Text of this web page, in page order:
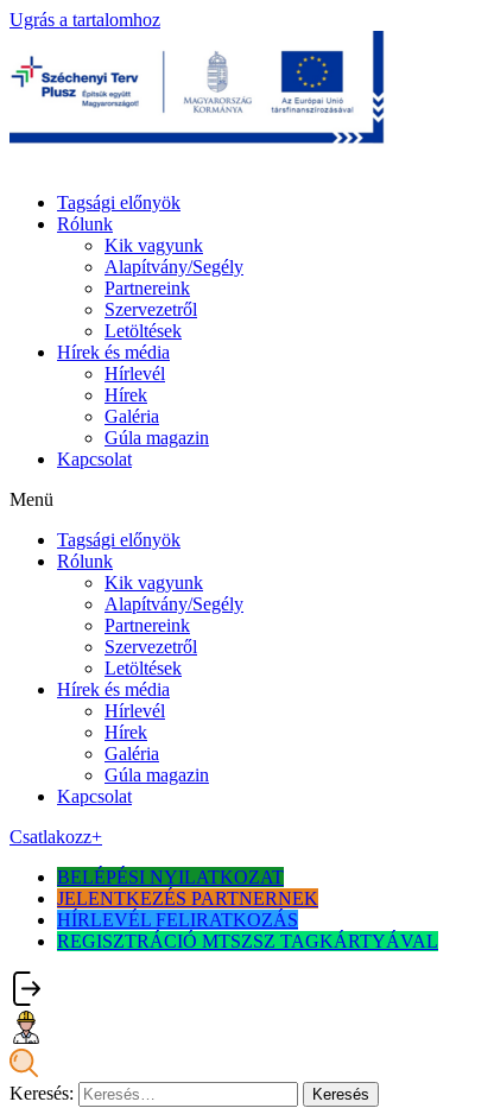
Ugrás a tartalomhoz
Tagsági előnyök
Rólunk
Kik vagyunk
Alapítvány/Segély
Partnereink
Szervezetről
Letöltések
Hírek és média
Hírlevél
Hírek
Galéria
Gúla magazin
Kapcsolat
Menü
Tagsági előnyök
Rólunk
Kik vagyunk
Alapítvány/Segély
Partnereink
Szervezetről
Letöltések
Hírek és média
Hírlevél
Hírek
Galéria
Gúla magazin
Kapcsolat
Csatlakozz+
BELÉPÉSI NYILATKOZAT
JELENTKEZÉS PARTNERNEK
HÍRLEVÉL FELIRATKOZÁS
REGISZTRÁCIÓ MTSZSZ TAGKÁRTYÁVAL
Keresés: